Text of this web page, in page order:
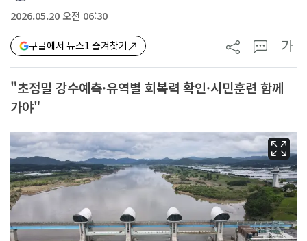
2026.05.20 오전 06:30
구글에서 뉴스1 즐겨찾기 가
"초정밀 강수예측·유역별 회복력 확인·시민훈련 함께
가야"